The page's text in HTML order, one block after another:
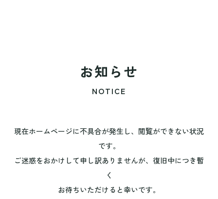
お知らせ
NOTICE
現在ホームページに不具合が発生し、閲覧ができない状況
です。
ご迷惑をおかけして申し訳ありませんが、復旧中につき暫
く
お待ちいただけると幸いです。